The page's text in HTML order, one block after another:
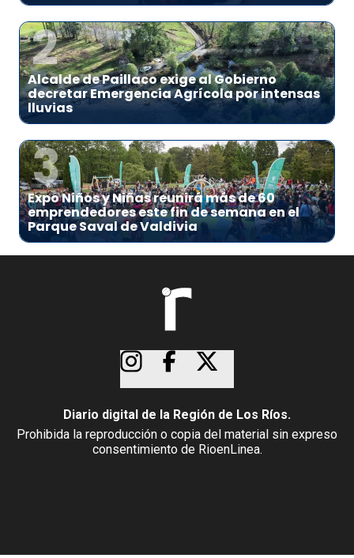
2
Alcalde de Paillaco exige al Gobierno
decretar Emergencia Agrícola por intensas
lluvias
3
Expo Niños y Niñas reunirá más de 60
emprendedores este fin de semana en el
Parque Saval de Valdivia
Diario digital de la Región de Los Ríos.
Prohibida la reproducción o copia del material sin expreso
consentimiento de RioenLinea.